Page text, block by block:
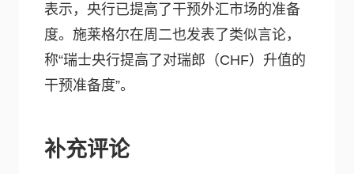
表示，央行已提高了干预外汇市场的准备
度。施莱格尔在周二也发表了类似言论，
称“瑞士央行提高了对瑞郎（CHF）升值的
干预准备度”。
补充评论